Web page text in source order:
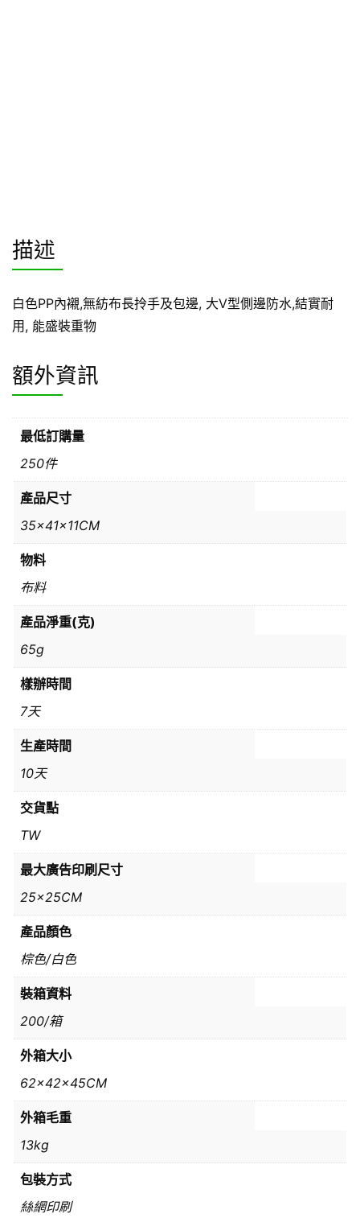
描述
白色PP內襯,無紡布長拎手及包邊, 大V型側邊防水,結實耐
用, 能盛裝重物
額外資訊
最低訂購量
250件
產品尺寸
35x41x11CM
物料
布料
產品淨重(克)
65g
樣辦時間
7天
生產時間
10天
交貨點
TW
最大廣告印刷尺寸
25x25CM
產品顏色
棕色/白色
裝箱資料
200/箱
外箱大小
62x42x45CM
外箱毛重
13kg
包裝方式
絲網印刷